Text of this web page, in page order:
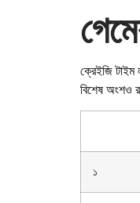
ক্রেইজি টাইম
বিশেষ অংশও
১